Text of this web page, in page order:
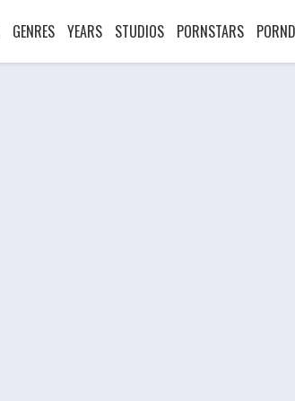
GENRES YEARS STUDIOS PORNSTARS